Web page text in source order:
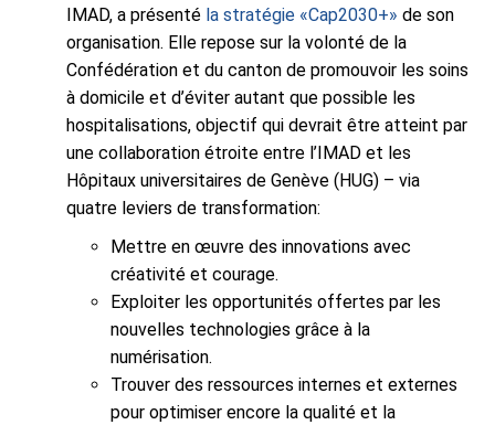
IMAD, a présenté la stratégie «Cap2030+» de son
organisation. Elle repose sur la volonté de la
Confédération et du canton de promouvoir les soins
à domicile et d’éviter autant que possible les
hospitalisations, objectif qui devrait être atteint par
une collaboration étroite entre l’IMAD et les
Hôpitaux universitaires de Genève (HUG) – via
quatre leviers de transformation:
Mettre en œuvre des innovations avec
créativité et courage.
Exploiter les opportunités offertes par les
nouvelles technologies grâce à la
numérisation.
Trouver des ressources internes et externes
pour optimiser encore la qualité et la